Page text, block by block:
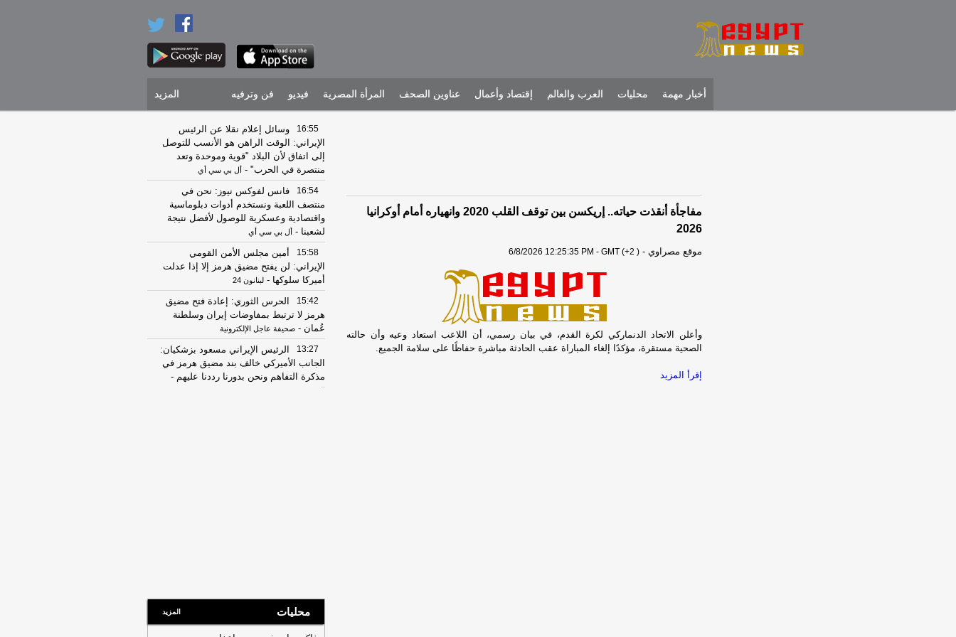
أخبار مهمة محليات العرب والعالم إقتصاد وأعمال عناوين الصحف المرأة المصرية فيديو فن وترفيه المزيد
مفاجأة أنقذت حياته.. إريكسن بين توقف القلب 2020 وانهياره أمام أوكرانيا
2026
موقع مصراوي -
6/8/2026 12:25:35 PM - GMT (+2 )
وأعلن الاتحاد الدنماركي لكرة القدم، في بيان رسمي، أن اللاعب استعاد وعيه وأن حالته
الصحية مستقرة، مؤكدًا إلغاء المباراة عقب الحادثة مباشرة حفاظًا على سلامة الجميع.
إقرأ المزيد
16:55
وسائل إعلام نقلا عن الرئيس
الإيراني: الوقت الراهن هو الأنسب للتوصل
إلى اتفاق لأن البلاد "قوية وموحدة وتعد
منتصرة في الحرب" - أل بي سي أي
16:54
فانس لفوكس نيوز: نحن في
منتصف اللعبة ونستخدم أدوات دبلوماسية
واقتصادية وعسكرية للوصول لأفضل نتيجة
لشعبنا - أل بي سي أي
15:58
أمين مجلس الأمن القومي
الإيراني: لن يفتح مضيق هرمز إلا إذا عدلت
أميركا سلوكها - لبنانون 24
15:42
الحرس الثوري: إعادة فتح مضيق
هرمز لا ترتبط بمفاوضات إيران وسلطنة
عُمان - صحيفة عاجل الإلكترونية
13:27
الرئيس الإيراني مسعود بزشكيان:
الجانب الأميركي خالف بند مضيق هرمز في
مذكرة التفاهم ونحن بدورنا رددنا عليهم -
الجديد
08:18
عناوين الصحف المصرية ليوم
الأربعاء 05-08-2026
19:31
ضبط المتهم بالنصب على
محليات المزيد